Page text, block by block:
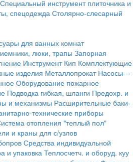
Специальный инструмент плиточника и
спецодежда Столярно-слесарный
для ванных комнат
люки, трапы Запорная
Инструмент Кип Комплектующие
изделия Металлопрокат Насосы---
Оборудование пожарное
Подводка гибкая, шланги Предохр. и
и механизмы Расширительные баки-
технические приборы
отопления "теплый пол"
и краны для с/узлов
Средства индивидуальной
и упаковка Теплосчетч. и оборуд. куу